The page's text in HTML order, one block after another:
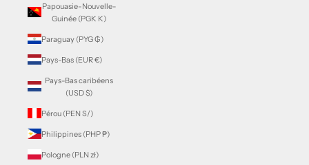
Papouasie-Nouvelle-
Guinée (PGK K)
Paraguay (PYG ₲)
Pays-Bas (EUR €)
Pays-Bas caribéens
(USD $)
Pérou (PEN S/)
Philippines (PHP ₱)
Pologne (PLN zł)